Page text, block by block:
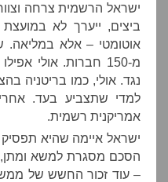
ישראל הרשמית צרחה
ביצים, ייערך לא
אוטומטי – אלא במליאה.
מ-150 חברות. אולי
למדי שתצביע בעד.
אמריקנית רשמית.
ישראל איימה שהיא תפסיק
– עוד זכור החשש של